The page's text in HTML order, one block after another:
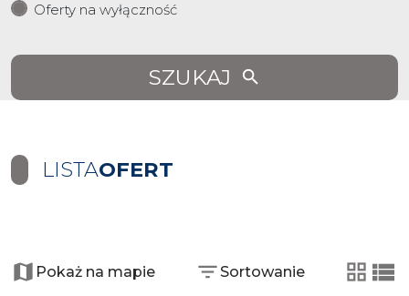
Oferty na wyłączność
SZUKAJ
LISTAOFERT
−Pokaż na mapie Sortowanie
tabela